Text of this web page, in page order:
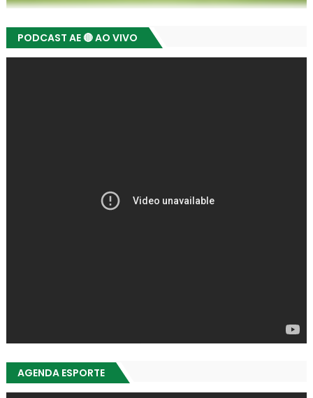
PODCAST AE 🔴 AO VIVO
AGENDA ESPORTE